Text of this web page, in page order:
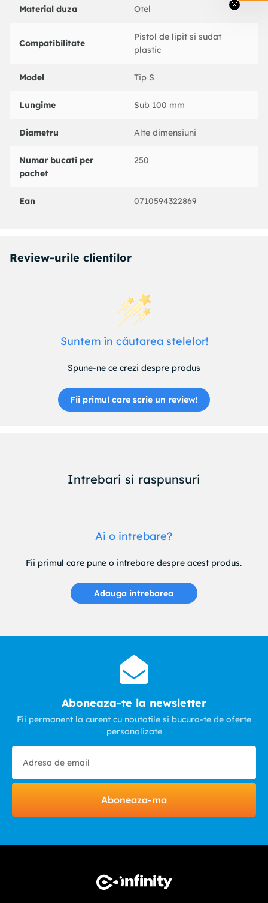
Material duza Otel
Compatibilitate
Pistol de lipit si sudat
plastic
Model Tip S
Lungime Sub 100 mm
Diametru Alte dimensiuni
Numar bucati per
pachet
250
Ean 0710594322869
Review-urile clientilor
Suntem în căutarea stelelor!
Spune-ne ce crezi despre produs
Fii primul care scrie un review!
Intrebari si raspunsuri
Ai o intrebare?
Fii primul care pune o intrebare despre acest produs.
Adauga intrebarea
Aboneaza-te la newsletter
Fii permanent la curent cu noutatile si bucura-te de oferte
personalizate
Aboneaza-ma